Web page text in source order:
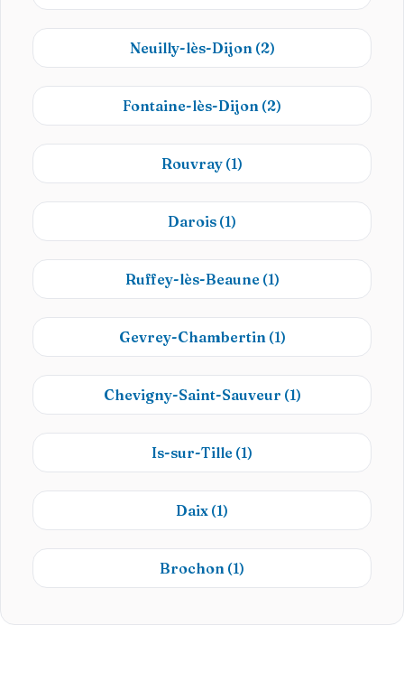
Neuilly-lès-Dijon (2)
Fontaine-lès-Dijon (2)
Rouvray (1)
Darois (1)
Ruffey-lès-Beaune (1)
Gevrey-Chambertin (1)
Chevigny-Saint-Sauveur (1)
Is-sur-Tille (1)
Daix (1)
Brochon (1)